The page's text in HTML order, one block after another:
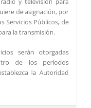
de asignación, por
Servicios Públicos, de
la transmisión.
serán otorgadas
de los períodos
la Autoridad